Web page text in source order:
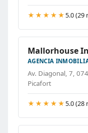
★★★★★ 5.0 (29
Mallorhouse
AGENCIA
Av. Diagonal, 7,
Picafort
★★★★★ 5.0 (28